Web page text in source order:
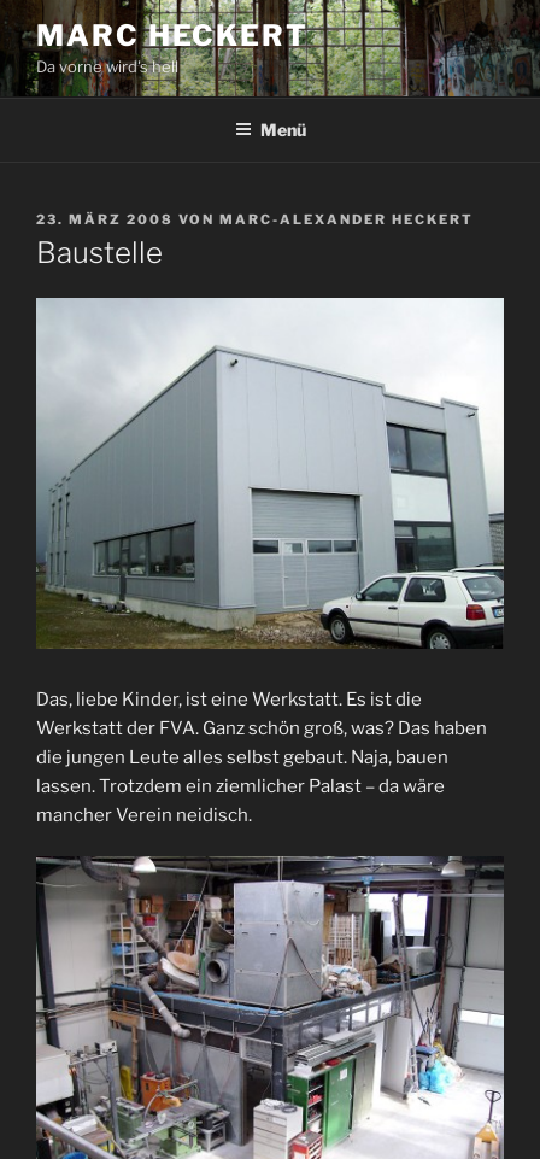
Inhalt
springen
MARC HECKERT
Da vorne wird's hell
Menü
VERÖFFENTLICHT
AM
23. MÄRZ 2008 VON MARC-ALEXANDER HECKERT
Baustelle
Das, liebe Kinder, ist eine Werkstatt. Es ist die
Werkstatt der FVA. Ganz schön groß, was? Das haben
die jungen Leute alles selbst gebaut. Naja, bauen
lassen. Trotzdem ein ziemlicher Palast – da wäre
mancher Verein neidisch.